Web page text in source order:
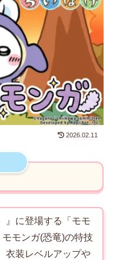
2026.02.11
』に登場する「モモ
モンガ(恐竜)の特技
衣装レベルアップや